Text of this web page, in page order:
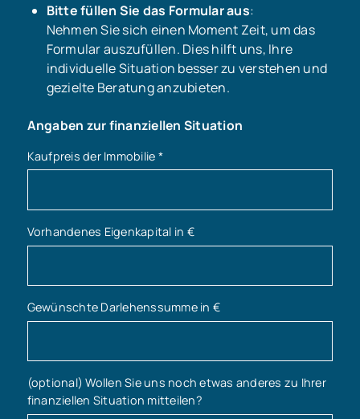
Bitte füllen Sie das Formular aus:
Nehmen Sie sich einen Moment Zeit, um das
Formular auszufüllen. Dies hilft uns, Ihre
individuelle Situation besser zu verstehen und
gezielte Beratung anzubieten.
Angaben zur finanziellen Situation
Kaufpreis der Immobilie *
Vorhandenes Eigenkapital in €
Gewünschte Darlehenssumme in €
(optional) Wollen Sie uns noch etwas anderes zu Ihrer
finanziellen Situation mitteilen?